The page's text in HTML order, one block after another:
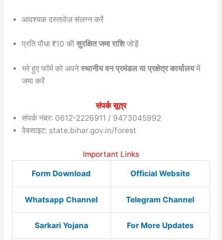
आवश्यक दस्तावेज़ संलग्न करें
प्रति पौधा ₹10 की सुरक्षित जमा राशिजोड़ें
भरे हुए फॉर्म को अपनेस्थानीय वन प्रमंडल या प्रक्षेत्र कार्यालयमें
जमा करें
संपर्क सूत्र
संपर्क नंबर: 0612-2226911 / 9473045992
वेबसाइट: state.bihar.gov.in/forest
Important Links
Form Download Official Website
Whatsapp Channel Telegram Channel
Sarkari Yojana For More Updates